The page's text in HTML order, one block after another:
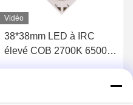
Vidéo
Couleur double 12v LED
à LED 10w 1310 RGBWW